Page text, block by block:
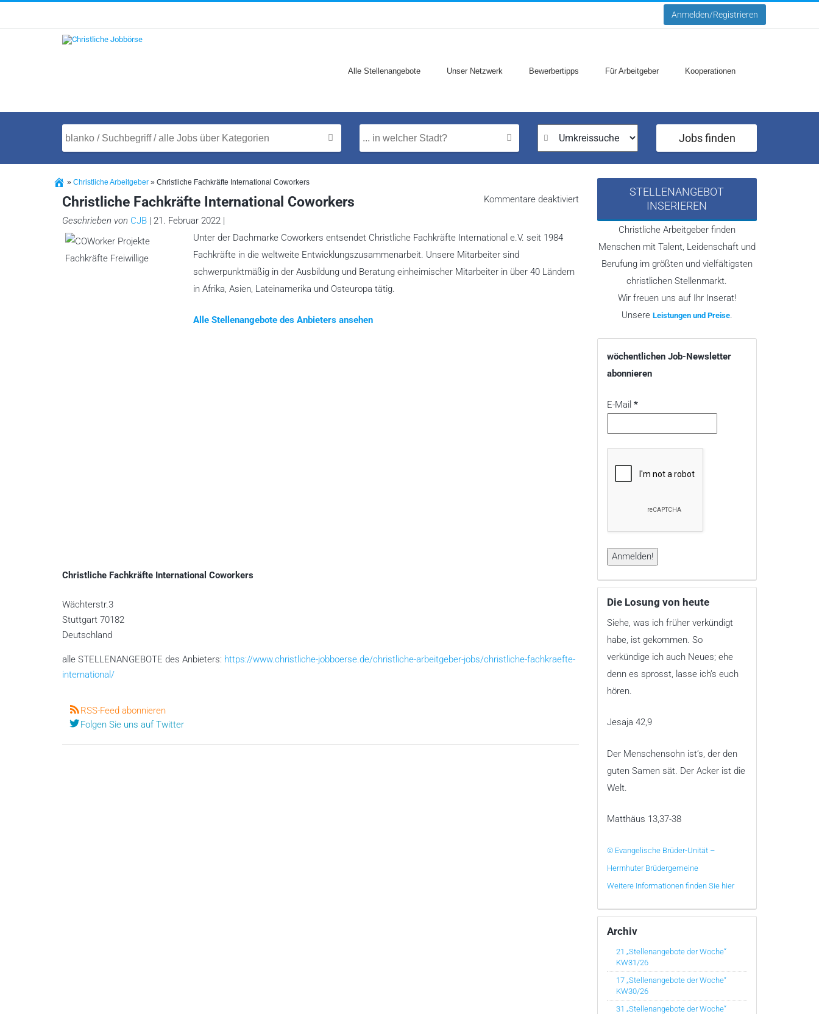
Anmelden/Registrieren
Alle Stellenangebote Unser Netzwerk Bewerbertipps Für Arbeitgeber Kooperationen
Jobs finden
» Christliche Arbeitgeber » Christliche Fachkräfte International Coworkers
Kommentare deaktiviertfür
International
Coworkers
Christliche Fachkräfte International Coworkers
Geschrieben von CJB | 21. Februar 2022 |
Unter der Dachmarke Coworkers entsendet Christliche Fachkräfte International e.V. seit 1984
Fachkräfte in die weltweite Entwicklungszusammenarbeit. Unsere Mitarbeiter sind
schwerpunktmäßig in der Ausbildung und Beratung einheimischer Mitarbeiter in über 40 Ländern
in Afrika, Asien, Lateinamerika und Osteuropa tätig.
Alle Stellenangebote des Anbieters ansehen
Christliche Fachkräfte International Coworkers
Wächterstr.3
Stuttgart 70182
Deutschland
alle STELLENANGEBOTE des Anbieters: https://www.christliche-jobboerse.de/christliche-arbeitgeber-jobs/christliche-fachkraefte-
international/
RSS-Feed abonnieren
Folgen Sie uns auf Twitter
STELLENANGEBOT
INSERIEREN
Christliche Arbeitgeber finden
Menschen mit Talent, Leidenschaft und
Berufung im größten und vielfältigsten
christlichen Stellenmarkt.
Wir freuen uns auf Ihr Inserat!
Unsere Leistungen und Preise.
wöchentlichen Job-Newsletter
abonnieren
E-Mail *
Die Losung von heute
Siehe, was ich früher verkündigt
habe, ist gekommen. So
verkündige ich auch Neues; ehe
denn es sprosst, lasse ich’s euch
hören.
Jesaja 42,9
Der Menschensohn ist’s, der den
guten Samen sät. Der Acker ist die
Welt.
Matthäus 13,37-38
© Evangelische Brüder-Unität –
Herrnhuter Brüdergemeine
Weitere Informationen finden Sie hier
Archiv
21 „Stellenangebote der Woche“
KW31/26
17 „Stellenangebote der Woche“
KW30/26
31 „Stellenangebote der Woche“